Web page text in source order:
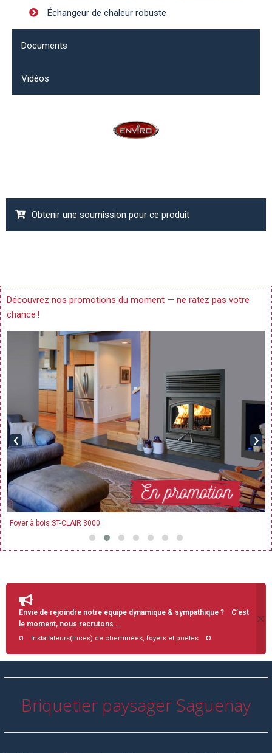
Échangeur de chaleur robuste
Documents
Vidéos
Obtenir une soumission pour ce produit
Découvrez nos promotions du moment — ne ratez pas votre
chance !
Foyer à bois ST-CLAIR 3000
‹ ›
Envie de rejoindre notre équipe dynamique & sympathique ? C’est
le moment, nous recrutons …
¤ Installateurs(trices) de cheminées, foyers et poêles ¤
Briquetier paysager Saguenay